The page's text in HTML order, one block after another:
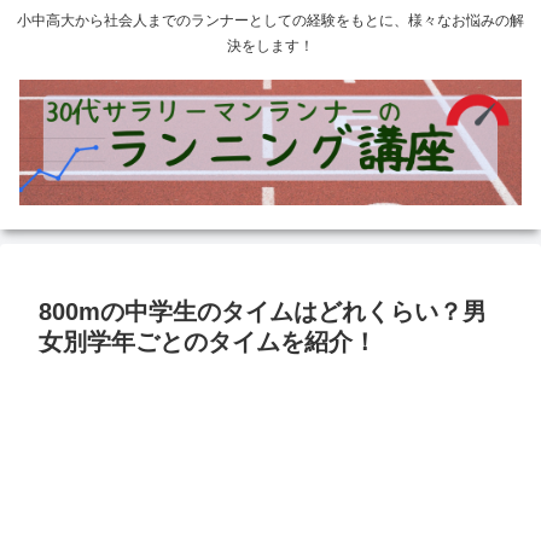
小中高大から社会人までのランナーとしての経験をもとに、様々なお悩みの解
決をします！
800mの中学生のタイムはどれくらい？男
女別学年ごとのタイムを紹介！